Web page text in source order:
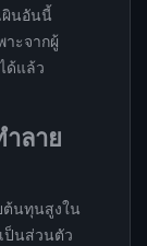
ผินอันนี้
าะจากผู้
ด้แล้ว
ลาย
ต้นทุนสูงใน
ป็นส่วนตัว